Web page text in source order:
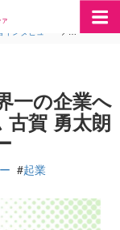
インタビュー > AI×「スー
一の企業へ
古賀 勇太朗
#起業